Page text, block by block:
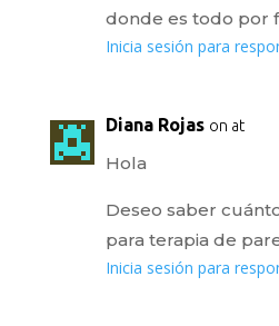
donde es todo por
Inicia sesión para
Diana Rojas on at
Hola
Deseo saber
para terapia de
Inicia sesión para